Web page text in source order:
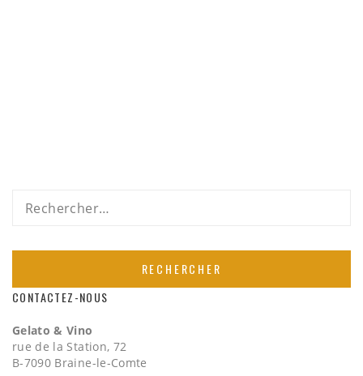
Rechercher :
CONTACTEZ-NOUS
Gelato & Vino
rue de la Station, 72
B-7090 Braine-le-Comte